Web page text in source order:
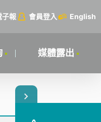
子報 會員登入 English
媒體露出